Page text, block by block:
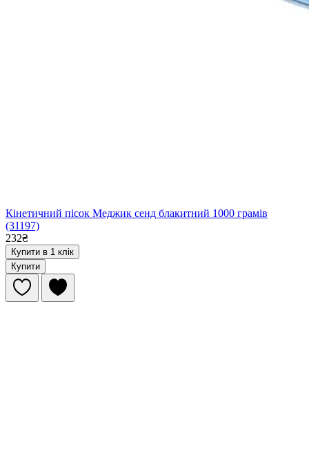
Кінетичний пісок Меджик сенд блакитний 1000 грамів
(31197)
232₴
Купити в 1 клік
Купити